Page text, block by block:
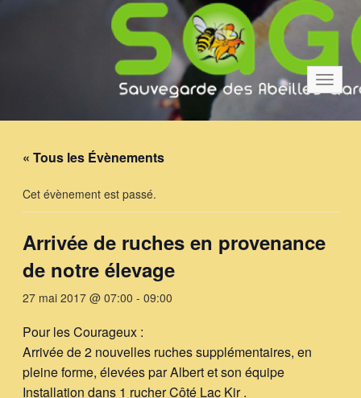
la
« Tous les Évènements
Cet évènement est passé.
Arrivée de ruches en provenance
de notre élevage
27 mai 2017 @ 07:00 - 09:00
Pour les Courageux :
Arrivée de 2 nouvelles ruches supplémentaires, en
pleine forme, élevées par Albert et son équipe
Installation dans 1 rucher Côté Lac Kir .